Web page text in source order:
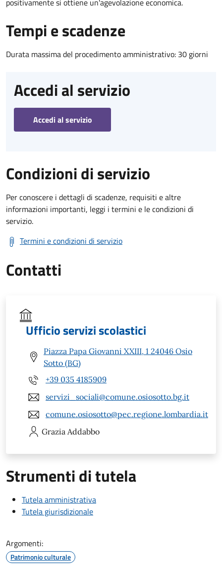
Tempi e scadenze
Durata massima del procedimento amministrativo: 30 giorni
Accedi al servizio
Accedi al servizio
Condizioni di servizio
Per conoscere i dettagli di scadenze, requisiti e altre
informazioni importanti, leggi i termini e le condizioni di
servizio.
Termini e condizioni di servizio
Contatti
Ufficio servizi scolastici
Piazza Papa Giovanni XXIII, 1 24046 Osio
Sotto (BG)
+39 035 4185909
servizi_sociali@comune.osiosotto.bg.it
comune.osiosotto@pec.regione.lombardia.it
Grazia Addabbo
Strumenti di tutela
Tutela amministrativa
Tutela giurisdizionale
Argomenti:
Patrimonio culturale